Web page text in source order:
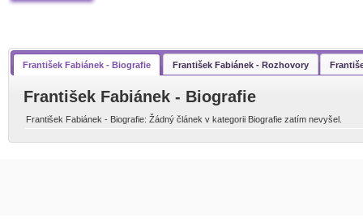
František Fabiánek - Biografie František Fabiánek - Rozhovory
František Fabiánek - Biografie
František Fabiánek - Biografie: Žádný článek v kategorii Biografie zatím nevyšel.